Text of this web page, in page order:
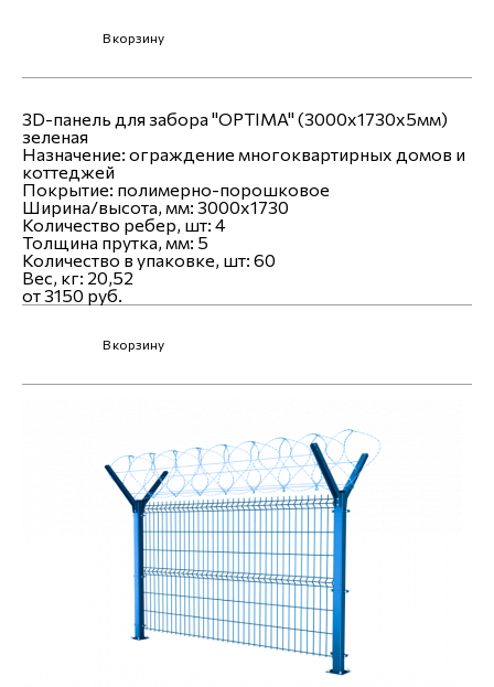
В корзину
3D-панель для забора "OPTIMA" (3000х1730х5мм)
зеленая
Назначение: ограждение многоквартирных домов и
коттеджей
Покрытие: полимерно-порошковое
Ширина/высота, мм: 3000x1730
Количество ребер, шт: 4
Толщина прутка, мм: 5
Количество в упаковке, шт: 60
Вес, кг: 20,52
от 3150 руб.
В корзину